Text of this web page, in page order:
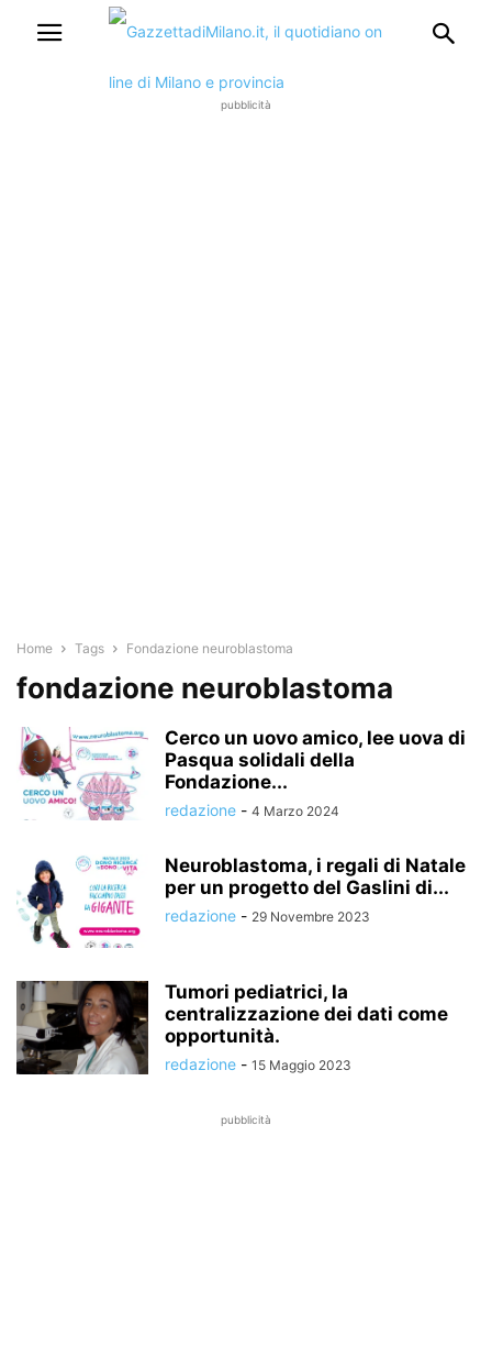
pubblicità
Home Tags Fondazione neuroblastoma
fondazione neuroblastoma
Cerco un uovo amico, lee uova di
Pasqua solidali della
Fondazione...
redazione - 4 Marzo 2024
Neuroblastoma, i regali di Natale
per un progetto del Gaslini di...
redazione - 29 Novembre 2023
Tumori pediatrici, la
centralizzazione dei dati come
opportunità.
redazione - 15 Maggio 2023
pubblicità